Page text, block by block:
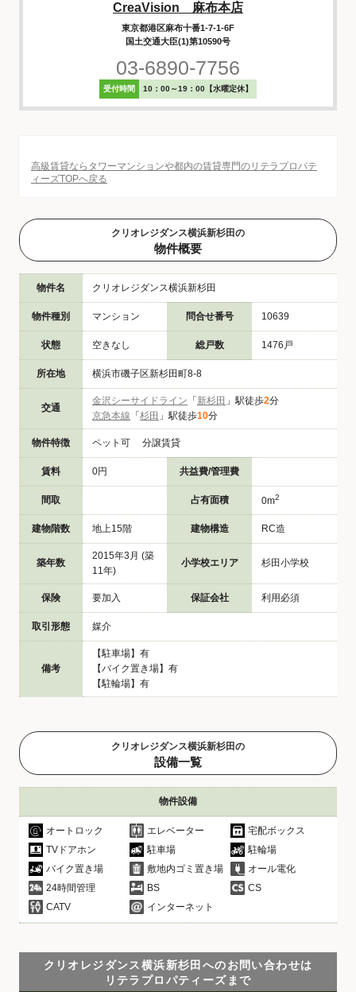
CreaVision 麻布本店
東京都港区麻布十番1-7-1-6F
国土交通大臣(1)第10590号
03-6890-7756
受付時間 10：00～19：00【水曜定休】
高級賃貸ならタワーマンションや都内の賃貸専門のリテラプロパテ
ィーズTOPへ戻る
クリオレジダンス横浜新杉田の
物件概要
物件名 クリオレジダンス横浜新杉田
物件種別 マンション 問合せ番号 10639
状態 空きなし 総戸数 1476戸
所在地 横浜市磯子区新杉田町8-8
交通
金沢シーサイドライン 「 新杉田 」駅徒歩2分
京急本線 「 杉田 」駅徒歩10分
物件特徴 ペット可 分譲賃貸
賃料 0円 共益費/管理費
間取 占有面積 0m2
建物階数 地上15階 建物構造 RC造
築年数
2015年3月 (築
11年)
小学校エリア 杉田小学校
保険 要加入 保証会社 利用必須
取引形態 媒介
備考
【駐車場】有
【バイク置き場】有
【駐輪場】有
クリオレジダンス横浜新杉田の
設備一覧
物件設備
オートロック エレベーター
宅配ボックス
TVドアホン
駐車場
駐輪場
バイク置き場
敷地内ゴミ置き場
オール電化
24時間管理
BS
CS
CATV
インターネット
クリオレジダンス横浜新杉田へのお問い合わせは
リテラプロパティーズまで